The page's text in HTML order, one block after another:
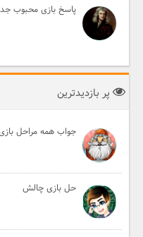
پاسخ بازی محبوب
پر بازدیدترین
جواب همه مراحل بازی
حل بازی چالش